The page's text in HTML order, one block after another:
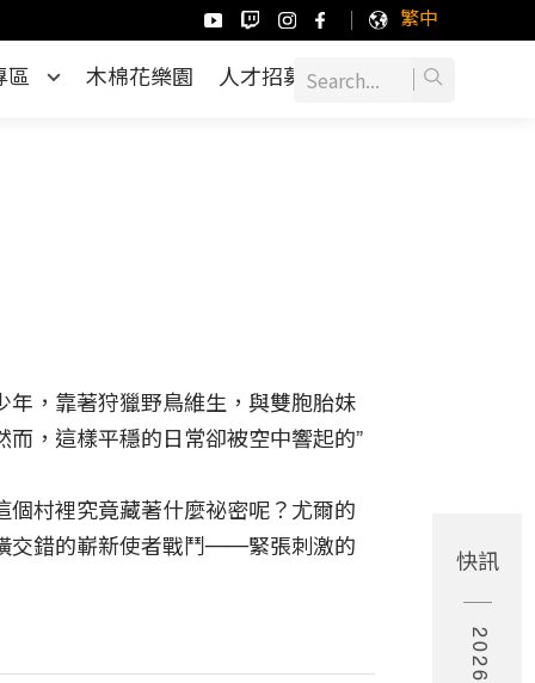
繁中
區 木棉花樂園 人才招募
年，靠著狩獵野鳥維生，與雙胞胎妹
，這樣平穩的日常卻被空中響起的”
村裡究竟藏著什麼祕密呢？尤爾的
交錯的嶄新使者戰鬥──緊張刺激的
快訊